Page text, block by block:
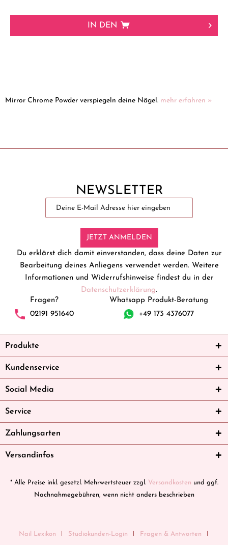
IN DEN
Mirror Chrome Powder verspiegeln deine Nägel. mehr erfahren »
NEWSLETTER
JETZT ANMELDEN
Du erklärst dich damit einverstanden, dass deine Daten zur
Bearbeitung deines Anliegens verwendet werden. Weitere
Informationen und Widerrufshinweise findest du in der
Datenschutzerklärung.
Fragen?
02191 951640
Whatsapp Produkt-Beratung
+49 173 4376077
Produkte
Kundenservice
Social Media
Service
Zahlungsarten
Versandinfos
* Alle Preise inkl. gesetzl. Mehrwertsteuer zzgl. Versandkosten und ggf.
Nachnahmegebühren, wenn nicht anders beschrieben
Nail Lexikon Studiokunden-Login Fragen & Antworten